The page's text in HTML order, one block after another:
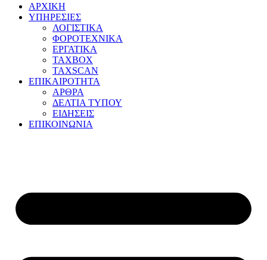
ΑΡΧΙΚΗ
ΥΠΗΡΕΣΙΕΣ
ΛΟΓΙΣΤΙΚΑ
ΦΟΡΟΤΕΧΝΙΚΑ
ΕΡΓΑΤΙΚΑ
TAXBOX
TAXSCAN
ΕΠΙΚΑΙΡΟΤΗΤΑ
ΑΡΘΡΑ
ΔΕΛΤΙΑ ΤΥΠΟΥ
ΕΙΔΗΣΕΙΣ
ΕΠΙΚΟΙΝΩΝΙΑ